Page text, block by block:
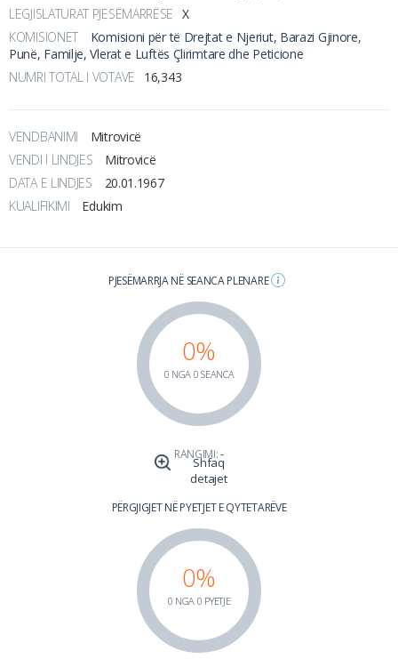
LEGJISLATURAT PJESËMARRËSE X
KOMISIONET
Komisioni për të Drejtat e Njeriut, Barazi Gjinore,
Punë, Familje, Vlerat e Luftës Çlirimtare dhe Peticione
NUMRI TOTAL I VOTAVE
16,343
VENDBANIMI
Mitrovicë
VENDI I LINDJES
Mitrovicë
DATA E LINDJES
20.01.1967
KUALIFIKIMI
Edukim
PJESËMARRJA NË SEANCA PLENARE
0%
0 NGA 0 SEANCA
RANGIMI:-
Shfaq
detajet
PËRGJIGJET NË PYETJET E QYTETARËVE
0%
0 NGA 0 PYETJE